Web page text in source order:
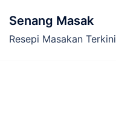
content
Senang Masak
Resepi Masakan Terkini